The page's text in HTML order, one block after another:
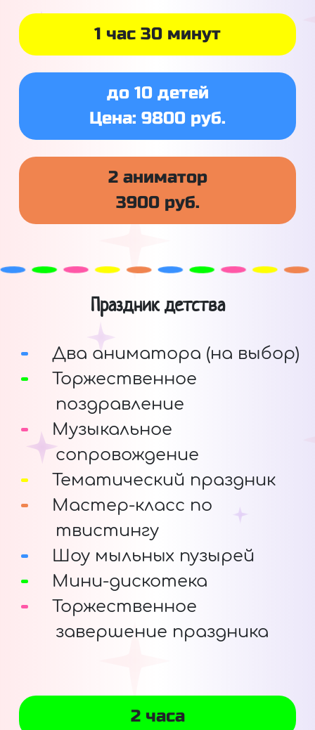
1 час 30 минут
до 10 детей
Цена: 9800 руб.
2 аниматор
3900 руб.
Праздник детства
Два аниматора (на выбор)
Торжественное
поздравление
Музыкальное
сопровождение
Тематический праздник
Мастер-класс по
твистингу
Шоу мыльных пузырей
Мини-дискотека
Торжественное
завершение праздника
2 часа